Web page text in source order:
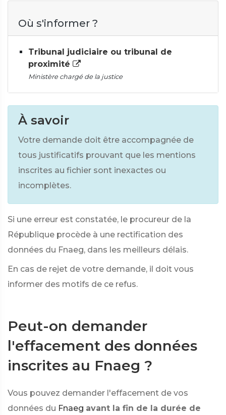
Où s'informer ?
Tribunal judiciaire ou tribunal de
proximité
Ministère chargé de la justice
À savoir
Votre demande doit être accompagnée de
tous justificatifs prouvant que les mentions
inscrites au fichier sont inexactes ou
incomplètes.
Si une erreur est constatée, le procureur de la
République procède à une rectification des
données du Fnaeg, dans les meilleurs délais.
En cas de rejet de votre demande, il doit vous
informer des motifs de ce refus.
Peut-on demander
l'effacement des données
inscrites au Fnaeg ?
Vous pouvez demander l'effacement de vos
données du Fnaeg avant la fin de la durée de